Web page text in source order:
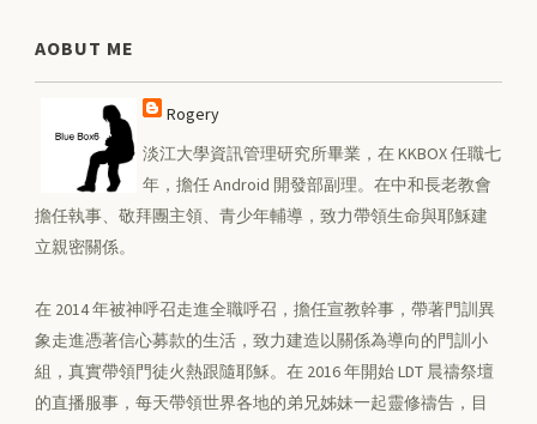
AOBUT ME
Rogery
淡江大學資訊管理研究所畢業，在 KKBOX 任職七
年，擔任 Android 開發部副理。在中和長老教會
擔任執事、敬拜團主領、青少年輔導，致力帶領生命與耶穌建
立親密關係。
在 2014 年被神呼召走進全職呼召，擔任宣教幹事，帶著門訓異
象走進憑著信心募款的生活，致力建造以關係為導向的門訓小
組，真實帶領門徒火熱跟隨耶穌。在 2016 年開始 LDT 晨禱祭壇
的直播服事，每天帶領世界各地的弟兄姊妹一起靈修禱告，目